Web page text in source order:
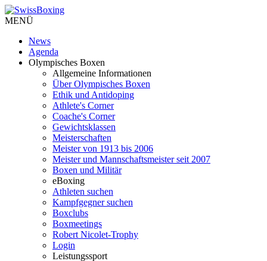
MENÜ
News
Agenda
Olympisches Boxen
Allgemeine Informationen
Über Olympisches Boxen
Ethik und Antidoping
Athlete's Corner
Coache's Corner
Gewichtsklassen
Meisterschaften
Meister von 1913 bis 2006
Meister und Mannschaftsmeister seit 2007
Boxen und Militär
eBoxing
Athleten suchen
Kampfgegner suchen
Boxclubs
Boxmeetings
Robert Nicolet-Trophy
Login
Leistungssport